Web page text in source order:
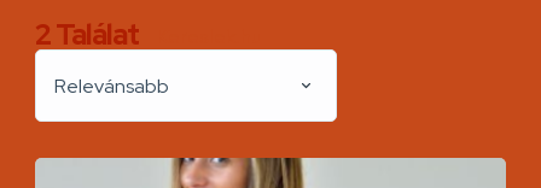
2Találat
Relevánsabb